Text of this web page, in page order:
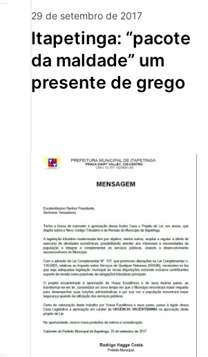
29 de setembro de 2017
itapetinga: “pacote
da maldade” um
presente de grego